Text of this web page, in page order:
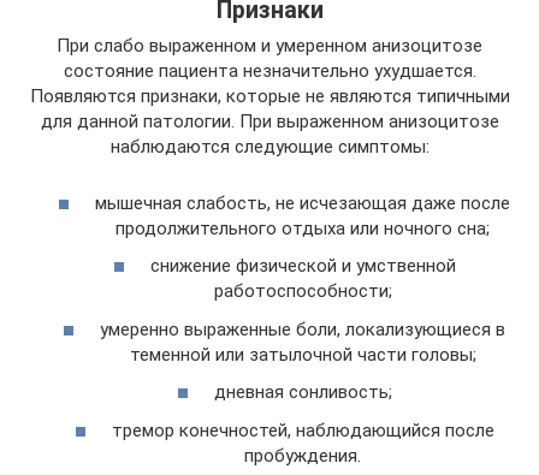
Признаки
При слабо выраженном и умеренном анизоцитозе
состояние пациента незначительно ухудшается.
Появляются признаки, которые не являются типичными
для данной патологии. При выраженном анизоцитозе
наблюдаются следующие симптомы:
мышечная слабость, не исчезающая даже после
продолжительного отдыха или ночного сна;
снижение физической и умственной
работоспособности;
умеренно выраженные боли, локализующиеся в
теменной или затылочной части головы;
дневная сонливость;
тремор конечностей, наблюдающийся после
пробуждения.